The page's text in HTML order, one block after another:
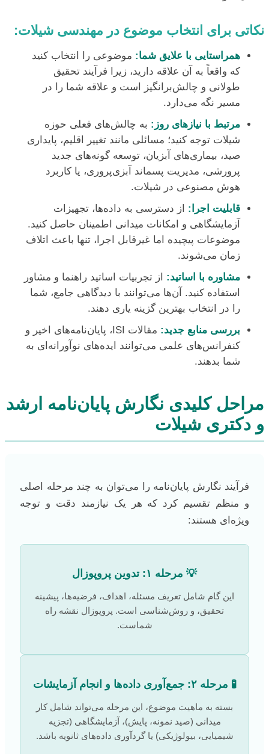
نکاتی برای انتخاب موضوع در مهندسی شیلات:
همراستایی با علایق شما: موضوعی را انتخاب کنید
که واقعاً به آن علاقه دارید، زیرا فرآیند تحقیق
طولانی و چالش‌برانگیز است و علاقه شما را در
مسیر نگه می‌دارد.
مرتبط با نیازهای روز: به چالش‌های فعلی حوزه
شیلات توجه کنید؛ مسائلی مانند تغییر اقلیم، پایداری
صید، بیماری‌های آبزیان، توسعه گونه‌های جدید
پرورشی، مدیریت پسماند آبزی‌پروری، یا کاربرد
هوش مصنوعی در شیلات.
قابلیت اجرا: از دسترسی به داده‌ها، تجهیزات
آزمایشگاهی و امکانات میدانی اطمینان حاصل کنید.
موضوعات پیچیده اما غیرقابل اجرا، تنها باعث اتلاف
زمان می‌شوند.
مشاوره با اساتید: از تجربیات اساتید راهنما و مشاور
استفاده کنید. آن‌ها می‌توانند با دیدگاهی جامع، شما
را در انتخاب بهترین گزینه یاری دهند.
بررسی منابع جدید:
مقالات ISI، پایان‌نامه‌های اخیر و
کنفرانس‌های علمی می‌توانند ایده‌های نوآورانه‌ای به
شما بدهند.
مراحل کلیدی نگارش پایان‌نامه ارشد
و دکتری شیلات
فرآیند نگارش پایان‌نامه را می‌توان به چند مرحله اصلی
و منظم تقسیم کرد که هر یک نیازمند دقت و توجه
ویژه‌ای هستند:
💡 مرحله ۱: تدوین پروپوزال
این گام شامل تعریف مسئله، اهداف، فرضیه‌ها، پیشینه
تحقیق، و روش‌شناسی است. پروپوزال نقشه راه
شماست.
🧪 مرحله ۲: جمع‌آوری داده‌ها و انجام آزمایشات
بسته به ماهیت موضوع، این مرحله می‌تواند شامل کار
میدانی (صید نمونه، پایش)، آزمایشگاهی (تجزیه
شیمیایی، بیولوژیکی) یا گردآوری داده‌های ثانویه باشد.